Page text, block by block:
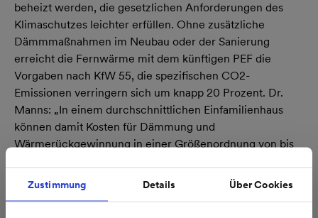
Zustimmung Details Über Cookies
beheizt werden, die gesetzlichen Anforderungen des
Klimaschutzes leichter erfüllen. Ohne zusätzliche
Dämmmaßnahmen im Neubau oder der Sanierung
erreicht die Fernwärme mit dem künftigen PEF die
Vorgaben nach KfW 55, die spezifischen CO2-
Emissionen verringern sich um knapp 20 Prozent. Dr.
Manns: „In einem durchschnittlichen Einfamilienhaus
können damit Kosten für Dämmung und
Wärmerückgewinnung in einer Größenordnung von bis
Zudem gibt die Einspeisung im Norden der Stadt